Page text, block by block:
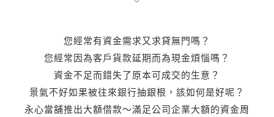
您經常有資金需求又求貸無門嗎？
您經常因為客戶貨款延期而為現金煩惱嗎？
資金不足而錯失了原本可成交的生意？
景氣不好如果被往來銀行抽銀根，該如何是好呢？
永心當舖推出大額借款～滿足公司企業大額的資金周